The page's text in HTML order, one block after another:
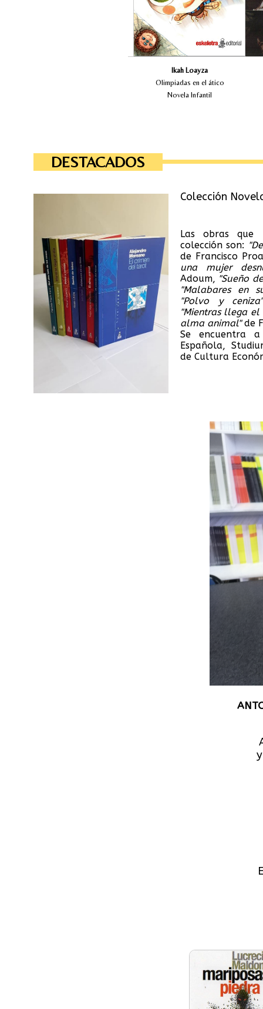
Ikah Loayza
Olimpiadas en el ático
Novela Infantil
de hierro. ¿Hallara la manera de
superar este obstáculo o simplemente
optará por rendirse? Descúbrelo en
esta emocionante historia.
DESTACADOS
Colección
Las obras que
colección son:
de Francisco
una mujer
Adoum, "Sueño
"Malabares en
"Polvo y ceniza"
"Mientras llega el
alma animal"de
Se encuentra
Española,
de Cultura
Las mariposas
monumentos
turísticos se ven
extraña
dominarlas. Tres
calle aparecen sin